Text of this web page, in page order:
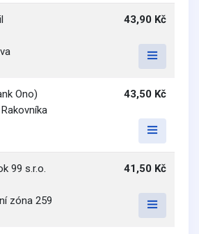
43,90 Kč
Ono)
43,50 Kč
99 s.r.o.
zóna 259
41,50 Kč